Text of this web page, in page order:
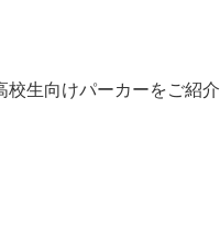
生向けパーカーをご紹介